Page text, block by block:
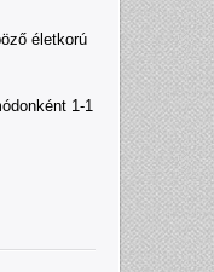
életkorú
1-1